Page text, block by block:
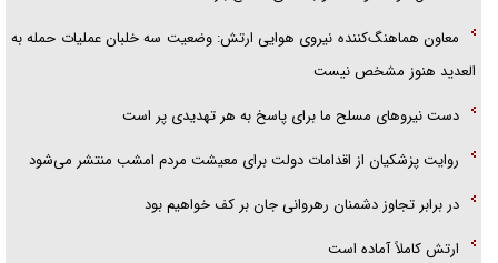
معاون هماهنگ‌کننده نیروی هوایی ارتش: وضعیت سه خلبان عملیات حمله به
العدید هنوز مشخص نیست
دست نیرو‌های مسلح ما برای پاسخ به هر تهدیدی پر است
روایت پزشکیان از اقدامات دولت برای معیشت مردم امشب منتشر می‌شود
در برابر تجاوز دشمنان رهروانی جان بر کف خواهیم بود
ارتش کاملاً آماده است